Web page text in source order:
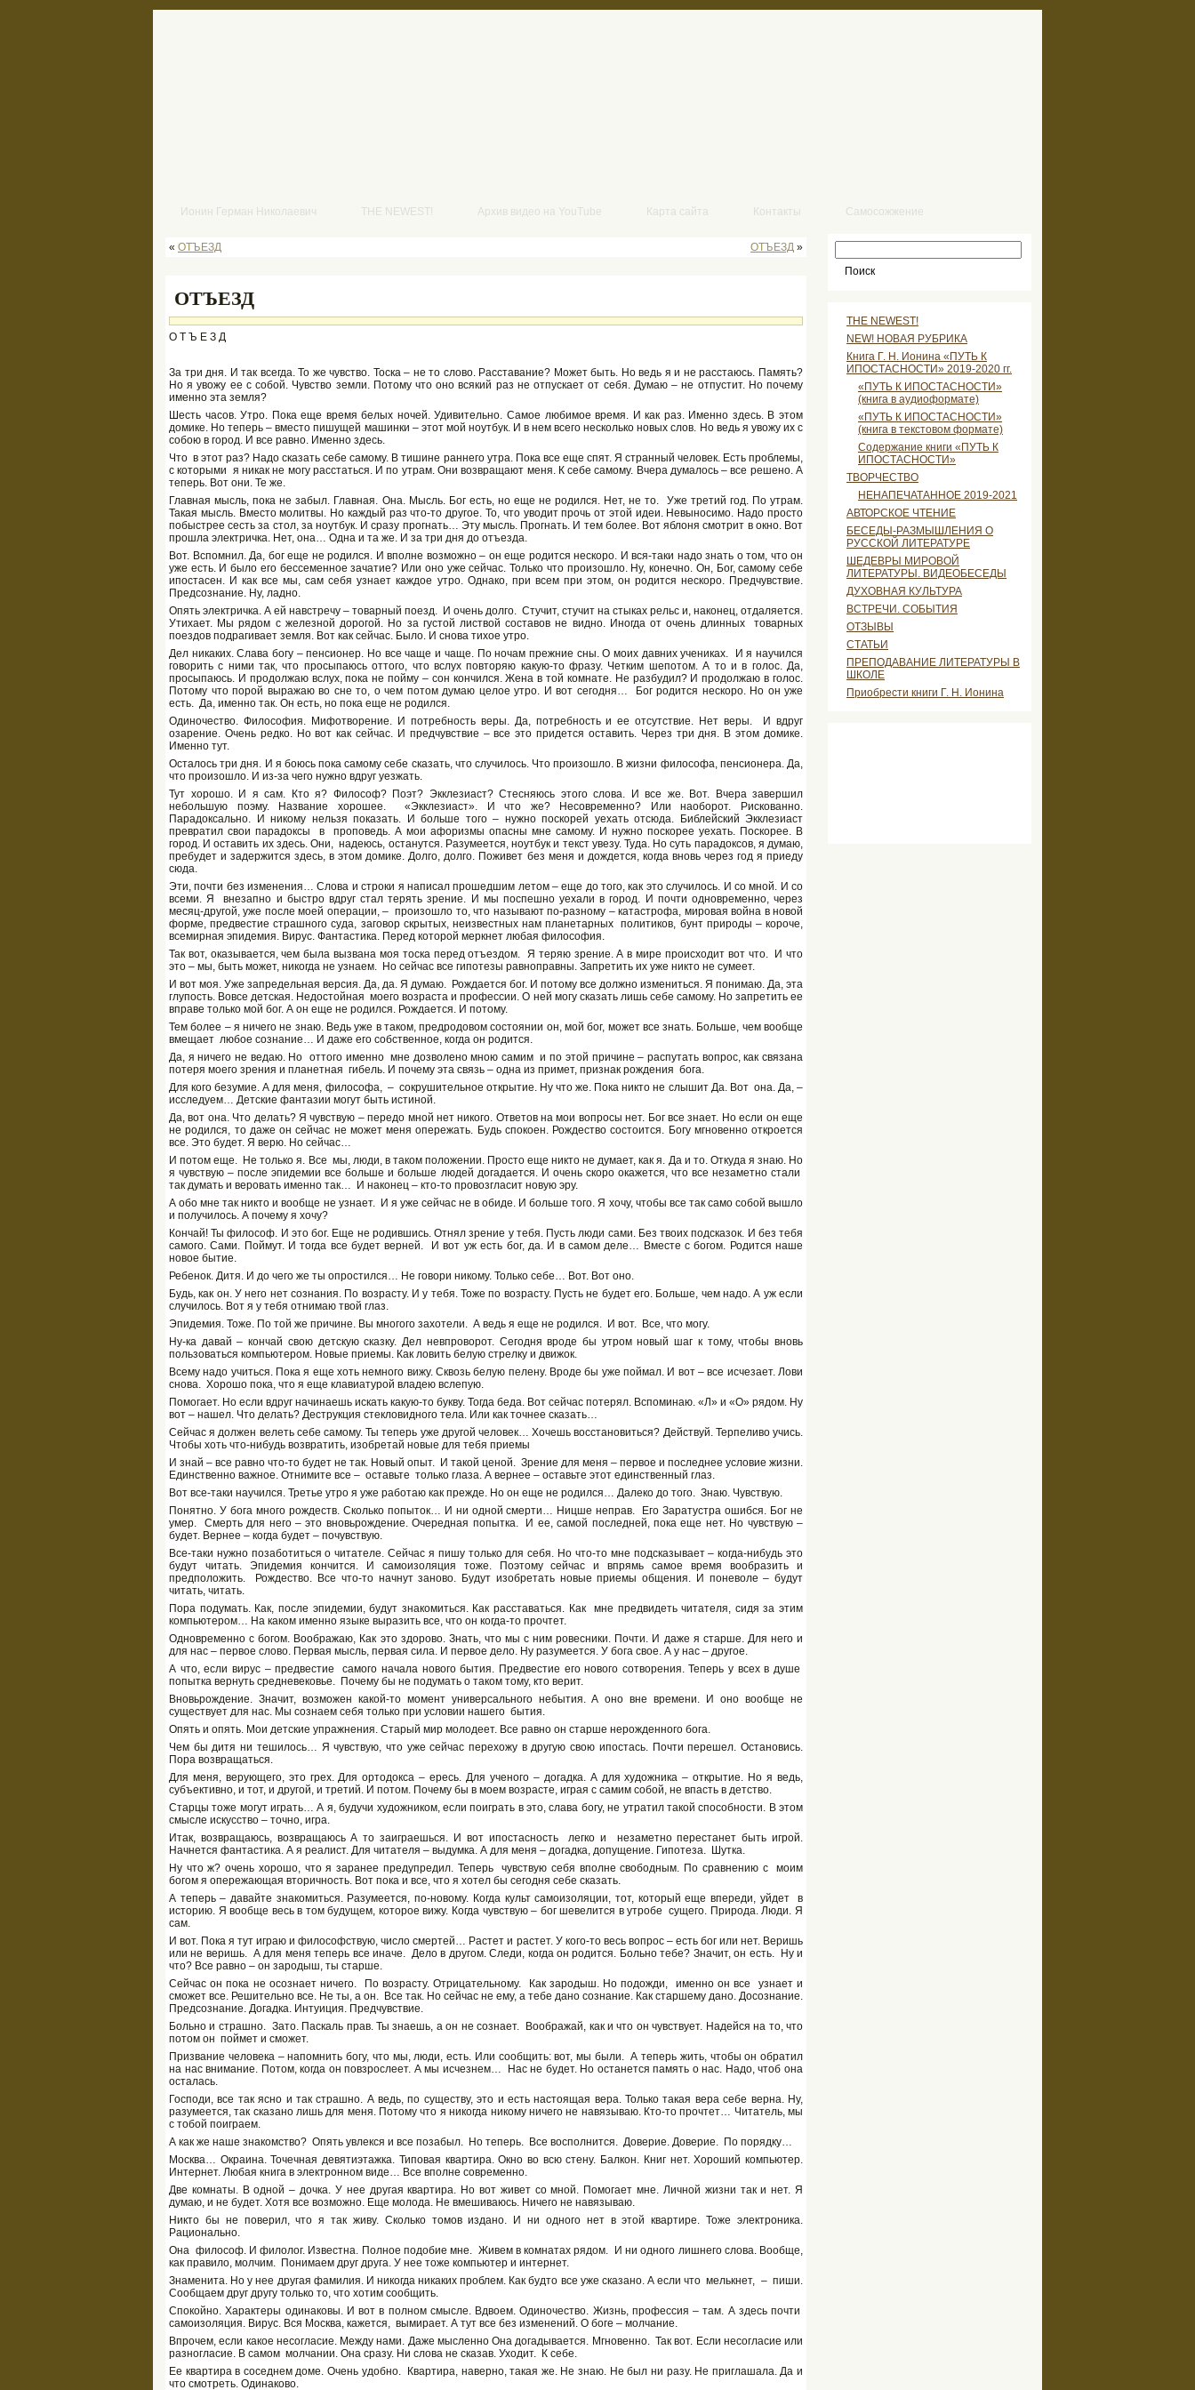
Ионин Герман Николаевич THE NEWEST! Архив видео на YouTube Карта сайта Контакты Самосожжение
« ОТЪЕЗД ОТЪЕЗД »
ОТЪЕЗД
О Т Ъ Е З Д
За три дня. И так всегда. То же чувство. Тоска – не то слово. Расставание? Может быть. Но ведь я и не расстаюсь. Память?
Но я увожу ее с собой. Чувство земли. Потому что оно всякий раз не отпускает от себя. Думаю – не отпустит. Но почему
именно эта земля?
Шесть часов. Утро. Пока еще время белых ночей. Удивительно. Самое любимое время. И как раз. Именно здесь. В этом
домике. Но теперь – вместо пишущей машинки – этот мой ноутбук. И в нем всего несколько новых слов. Но ведь я увожу их с
собою в город. И все равно. Именно здесь.
Что в этот раз? Надо сказать себе самому. В тишине раннего утра. Пока все еще спят. Я странный человек. Есть проблемы,
с которыми я никак не могу расстаться. И по утрам. Они возвращают меня. К себе самому. Вчера думалось – все решено. А
теперь. Вот они. Те же.
Главная мысль, пока не забыл. Главная. Она. Мысль. Бог есть, но еще не родился. Нет, не то. Уже третий год. По утрам.
Такая мысль. Вместо молитвы. Но каждый раз что-то другое. То, что уводит прочь от этой идеи. Невыносимо. Надо просто
побыстрее сесть за стол, за ноутбук. И сразу прогнать… Эту мысль. Прогнать. И тем более. Вот яблоня смотрит в окно. Вот
прошла электричка. Нет, она… Одна и та же. И за три дня до отъезда.
Вот. Вспомнил. Да, бог еще не родился. И вполне возможно – он еще родится нескоро. И вся-таки надо знать о том, что он
уже есть. И было его бессеменное зачатие? Или оно уже сейчас. Только что произошло. Ну, конечно. Он, Бог, самому себе
ипостасен. И как все мы, сам себя узнает каждое утро. Однако, при всем при этом, он родится нескоро. Предчувствие.
Предсознание. Ну, ладно.
Опять электричка. А ей навстречу – товарный поезд. И очень долго. Стучит, стучит на стыках рельс и, наконец, отдаляется.
Утихает. Мы рядом с железной дорогой. Но за густой листвой составов не видно. Иногда от очень длинных товарных
поездов подрагивает земля. Вот как сейчас. Было. И снова тихое утро.
Дел никаких. Слава богу – пенсионер. Но все чаще и чаще. По ночам прежние сны. О моих давних учениках. И я научился
говорить с ними так, что просыпаюсь оттого, что вслух повторяю какую-то фразу. Четким шепотом. А то и в голос. Да,
просыпаюсь. И продолжаю вслух, пока не пойму – сон кончился. Жена в той комнате. Не разбудил? И продолжаю в голос.
Потому что порой выражаю во сне то, о чем потом думаю целое утро. И вот сегодня… Бог родится нескоро. Но он уже
есть. Да, именно так. Он есть, но пока еще не родился.
Одиночество. Философия. Мифотворение. И потребность веры. Да, потребность и ее отсутствие. Нет веры. И вдруг
озарение. Очень редко. Но вот как сейчас. И предчувствие – все это придется оставить. Через три дня. В этом домике.
Именно тут.
Осталось три дня. И я боюсь пока самому себе сказать, что случилось. Что произошло. В жизни философа, пенсионера. Да,
что произошло. И из-за чего нужно вдруг уезжать.
Тут хорошо. И я сам. Кто я? Философ? Поэт? Экклезиаст? Стесняюсь этого слова. И все же. Вот. Вчера завершил
небольшую поэму. Название хорошее. «Экклезиаст». И что же? Несовременно? Или наоборот. Рискованно.
Парадоксально. И никому нельзя показать. И больше того – нужно поскорей уехать отсюда. Библейский Экклезиаст
превратил свои парадоксы в проповедь. А мои афоризмы опасны мне самому. И нужно поскорее уехать. Поскорее. В
город. И оставить их здесь. Они, надеюсь, останутся. Разумеется, ноутбук и текст увезу. Туда. Но суть парадоксов, я думаю,
пребудет и задержится здесь, в этом домике. Долго, долго. Поживет без меня и дождется, когда вновь через год я приеду
сюда.
Эти, почти без изменения… Слова и строки я написал прошедшим летом – еще до того, как это случилось. И со мной. И со
всеми. Я внезапно и быстро вдруг стал терять зрение. И мы поспешно уехали в город. И почти одновременно, через
месяц-другой, уже после моей операции, – произошло то, что называют по-разному – катастрофа, мировая война в новой
форме, предвестие страшного суда, заговор скрытых, неизвестных нам планетарных политиков, бунт природы – короче,
всемирная эпидемия. Вирус. Фантастика. Перед которой меркнет любая философия.
Так вот, оказывается, чем была вызвана моя тоска перед отъездом. Я теряю зрение. А в мире происходит вот что. И что
это – мы, быть может, никогда не узнаем. Но сейчас все гипотезы равноправны. Запретить их уже никто не сумеет.
И вот моя. Уже запредельная версия. Да, да. Я думаю. Рождается бог. И потому все должно измениться. Я понимаю. Да, эта
глупость. Вовсе детская. Недостойная моего возраста и профессии. О ней могу сказать лишь себе самому. Но запретить ее
вправе только мой бог. А он еще не родился. Рождается. И потому.
Тем более – я ничего не знаю. Ведь уже в таком, предродовом состоянии он, мой бог, может все знать. Больше, чем вообще
вмещает любое сознание… И даже его собственное, когда он родится.
Да, я ничего не ведаю. Но оттого именно мне дозволено мною самим и по этой причине – распутать вопрос, как связана
потеря моего зрения и планетная гибель. И почему эта связь – одна из примет, признак рождения бога.
Для кого безумие. А для меня, философа, – сокрушительное открытие. Ну что же. Пока никто не слышит Да. Вот она. Да, –
исследуем… Детские фантазии могут быть истиной.
Да, вот она. Что делать? Я чувствую – передо мной нет никого. Ответов на мои вопросы нет. Бог все знает. Но если он еще
не родился, то даже он сейчас не может меня опережать. Будь спокоен. Рождество состоится. Богу мгновенно откроется
все. Это будет. Я верю. Но сейчас…
И потом еще. Не только я. Все мы, люди, в таком положении. Просто еще никто не думает, как я. Да и то. Откуда я знаю. Но
я чувствую – после эпидемии все больше и больше людей догадается. И очень скоро окажется, что все незаметно стали
так думать и веровать именно так… И наконец – кто-то провозгласит новую эру.
А обо мне так никто и вообще не узнает. И я уже сейчас не в обиде. И больше того. Я хочу, чтобы все так само собой вышло
и получилось. А почему я хочу?
Кончай! Ты философ. И это бог. Еще не родившись. Отнял зрение у тебя. Пусть люди сами. Без твоих подсказок. И без тебя
самого. Сами. Поймут. И тогда все будет верней. И вот уж есть бог, да. И в самом деле… Вместе с богом. Родится наше
новое бытие.
Ребенок. Дитя. И до чего же ты опростился… Не говори никому. Только себе… Вот. Вот оно.
Будь, как он. У него нет сознания. По возрасту. И у тебя. Тоже по возрасту. Пусть не будет его. Больше, чем надо. А уж если
случилось. Вот я у тебя отнимаю твой глаз.
Эпидемия. Тоже. По той же причине. Вы многого захотели. А ведь я еще не родился. И вот. Все, что могу.
Ну-ка давай – кончай свою детскую сказку. Дел невпроворот. Сегодня вроде бы утром новый шаг к тому, чтобы вновь
пользоваться компьютером. Новые приемы. Как ловить белую стрелку и движок.
Всему надо учиться. Пока я еще хоть немного вижу. Сквозь белую пелену. Вроде бы уже поймал. И вот – все исчезает. Лови
снова. Хорошо пока, что я еще клавиатурой владею вслепую.
Помогает. Но если вдруг начинаешь искать какую-то букву. Тогда беда. Вот сейчас потерял. Вспоминаю. «Л» и «О» рядом. Ну
вот – нашел. Что делать? Деструкция стекловидного тела. Или как точнее сказать…
Сейчас я должен велеть себе самому. Ты теперь уже другой человек… Хочешь восстановиться? Действуй. Терпеливо учись.
Чтобы хоть что-нибудь возвратить, изобретай новые для тебя приемы
И знай – все равно что-то будет не так. Новый опыт. И такой ценой. Зрение для меня – первое и последнее условие жизни.
Единственно важное. Отнимите все – оставьте только глаза. А вернее – оставьте этот единственный глаз.
Вот все-таки научился. Третье утро я уже работаю как прежде. Но он еще не родился… Далеко до того. Знаю. Чувствую.
Понятно. У бога много рождеств. Сколько попыток… И ни одной смерти… Ницше неправ. Его Заратустра ошибся. Бог не
умер. Смерть для него – это вновьрождение. Очередная попытка. И ее, самой последней, пока еще нет. Но чувствую –
будет. Вернее – когда будет – почувствую.
Все-таки нужно позаботиться о читателе. Сейчас я пишу только для себя. Но что-то мне подсказывает – когда-нибудь это
будут читать. Эпидемия кончится. И самоизоляция тоже. Поэтому сейчас и впрямь самое время вообразить и
предположить. Рождество. Все что-то начнут заново. Будут изобретать новые приемы общения. И поневоле – будут
читать, читать.
Пора подумать. Как, после эпидемии, будут знакомиться. Как расставаться. Как мне предвидеть читателя, сидя за этим
компьютером… На каком именно языке выразить все, что он когда-то прочтет.
Одновременно с богом. Воображаю, Как это здорово. Знать, что мы с ним ровесники. Почти. И даже я старше. Для него и
для нас – первое слово. Первая мысль, первая сила. И первое дело. Ну разумеется. У бога свое. А у нас – другое.
А что, если вирус – предвестие самого начала нового бытия. Предвестие его нового сотворения. Теперь у всех в душе
попытка вернуть средневековье. Почему бы не подумать о таком тому, кто верит.
Вновьрождение. Значит, возможен какой-то момент универсального небытия. А оно вне времени. И оно вообще не
существует для нас. Мы сознаем себя только при условии нашего бытия.
Опять и опять. Мои детские упражнения. Старый мир молодеет. Все равно он старше нерожденного бога.
Чем бы дитя ни тешилось… Я чувствую, что уже сейчас перехожу в другую свою ипостась. Почти перешел. Остановись.
Пора возвращаться.
Для меня, верующего, это грех. Для ортодокса – ересь. Для ученого – догадка. А для художника – открытие. Но я ведь,
субъективно, и тот, и другой, и третий. И потом. Почему бы в моем возрасте, играя с самим собой, не впасть в детство.
Старцы тоже могут играть… А я, будучи художником, если поиграть в это, слава богу, не утратил такой способности. В этом
смысле искусство – точно, игра.
Итак, возвращаюсь, возвращаюсь А то заиграешься. И вот ипостасность легко и незаметно перестанет быть игрой.
Начнется фантастика. А я реалист. Для читателя – выдумка. А для меня – догадка, допущение. Гипотеза. Шутка.
Ну что ж? очень хорошо, что я заранее предупредил. Теперь чувствую себя вполне свободным. По сравнению с моим
богом я опережающая вторичность. Вот пока и все, что я хотел бы сегодня себе сказать.
А теперь – давайте знакомиться. Разумеется, по-новому. Когда культ самоизоляции, тот, который еще впереди, уйдет в
историю. Я вообще весь в том будущем, которое вижу. Когда чувствую – бог шевелится в утробе сущего. Природа. Люди. Я
сам.
И вот. Пока я тут играю и философствую, число смертей… Растет и растет. У кого-то весь вопрос – есть бог или нет. Веришь
или не веришь. А для меня теперь все иначе. Дело в другом. Следи, когда он родится. Больно тебе? Значит, он есть. Ну и
что? Все равно – он зародыш, ты старше.
Сейчас он пока не осознает ничего. По возрасту. Отрицательному. Как зародыш. Но подожди, именно он все узнает и
сможет все. Решительно все. Не ты, а он. Все так. Но сейчас не ему, а тебе дано сознание. Как старшему дано. Досознание.
Предсознание. Догадка. Интуиция. Предчувствие.
Больно и страшно. Зато. Паскаль прав. Ты знаешь, а он не сознает. Воображай, как и что он чувствует. Надейся на то, что
потом он поймет и сможет.
Призвание человека – напомнить богу, что мы, люди, есть. Или сообщить: вот, мы были. А теперь жить, чтобы он обратил
на нас внимание. Потом, когда он повзрослеет. А мы исчезнем… Нас не будет. Но останется память о нас. Надо, чтоб она
осталась.
Господи, все так ясно и так страшно. А ведь, по существу, это и есть настоящая вера. Только такая вера себе верна. Ну,
разумеется, так сказано лишь для меня. Потому что я никогда никому ничего не навязываю. Кто-то прочтет… Читатель, мы
с тобой поиграем.
А как же наше знакомство? Опять увлекся и все позабыл. Но теперь. Все восполнится. Доверие. Доверие. По порядку…
Москва… Окраина. Точечная девятиэтажка. Типовая квартира. Окно во всю стену. Балкон. Книг нет. Хороший компьютер.
Интернет. Любая книга в электронном виде… Все вполне современно.
Две комнаты. В одной – дочка. У нее другая квартира. Но вот живет со мной. Помогает мне. Личной жизни так и нет. Я
думаю, и не будет. Хотя все возможно. Еще молода. Не вмешиваюсь. Ничего не навязываю.
Никто бы не поверил, что я так живу. Сколько томов издано. И ни одного нет в этой квартире. Тоже электроника.
Рационально.
Она философ. И филолог. Известна. Полное подобие мне. Живем в комнатах рядом. И ни одного лишнего слова. Вообще,
как правило, молчим. Понимаем друг друга. У нее тоже компьютер и интернет.
Знаменита. Но у нее другая фамилия. И никогда никаких проблем. Как будто все уже сказано. А если что мелькнет, – пиши.
Сообщаем друг другу только то, что хотим сообщить.
Спокойно. Характеры одинаковы. И вот в полном смысле. Вдвоем. Одиночество. Жизнь, профессия – там. А здесь почти
самоизоляция. Вирус. Вся Москва, кажется, вымирает. А тут все без изменений. О боге – молчание.
Впрочем, если какое несогласие. Между нами. Даже мысленно Она догадывается. Мгновенно. Так вот. Если несогласие или
разногласие. В самом молчании. Она сразу. Ни слова не сказав. Уходит. К себе.
Ее квартира в соседнем доме. Очень удобно. Квартира, наверно, такая же. Не знаю. Не был ни разу. Не приглашала. Да и
что смотреть. Одинаково.
THE NEWEST!
NEW! НОВАЯ РУБРИКА
Книга Г. Н. Ионина «ПУТЬ К
ИПОСТАСНОСТИ» 2019-2020 гг.
«ПУТЬ К ИПОСТАСНОСТИ»
(книга в аудиоформате)
«ПУТЬ К ИПОСТАСНОСТИ»
(книга в текстовом формате)
Содержание книги «ПУТЬ К
ИПОСТАСНОСТИ»
ТВОРЧЕСТВО
НЕНАПЕЧАТАННОЕ 2019-2021
АВТОРСКОЕ ЧТЕНИЕ
БЕСЕДЫ-РАЗМЫШЛЕНИЯ О
РУССКОЙ ЛИТЕРАТУРЕ
ШЕДЕВРЫ МИРОВОЙ
ЛИТЕРАТУРЫ. ВИДЕОБЕСЕДЫ
ДУХОВНАЯ КУЛЬТУРА
ВСТРЕЧИ. СОБЫТИЯ
ОТЗЫВЫ
СТАТЬИ
ПРЕПОДАВАНИЕ ЛИТЕРАТУРЫ В
ШКОЛЕ
Приобрести книги Г. Н. Ионина